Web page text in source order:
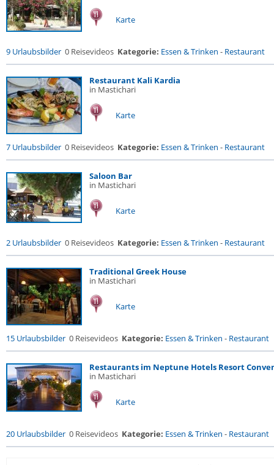
Karte
9 Urlaubsbilder 0 Reisevideos Kategorie: Essen & Trinken - Restaurant
Restaurant Kali Kardia
in Mastichari
Karte
7 Urlaubsbilder 0 Reisevideos Kategorie: Essen & Trinken - Restaurant
Saloon Bar
in Mastichari
Karte
2 Urlaubsbilder 0 Reisevideos Kategorie: Essen & Trinken - Restaurant
Traditional Greek House
in Mastichari
Karte
15 Urlaubsbilder 0 Reisevideos Kategorie: Essen & Trinken - Restaurant
Restaurants im Neptune Hotels Resort
in Mastichari
Karte
20 Urlaubsbilder 0 Reisevideos Kategorie: Essen & Trinken - Restaurant